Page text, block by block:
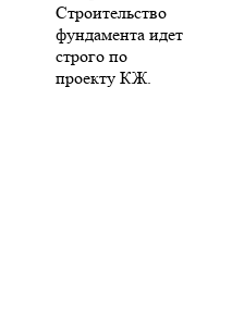
Строительство
фундамента идет
строго по
проекту КЖ.